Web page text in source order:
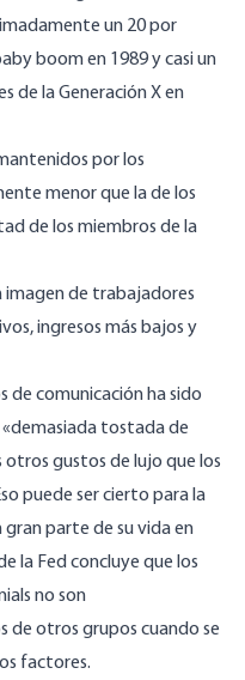
un 20 por
boom en 1989 y casi un
de la Generación X en
por los
menor que la de los
de los miembros de la
imagen de trabajadores
ingresos más bajos y
de comunicación ha sido
tostada de
gustos de lujo que los
puede ser cierto para la
gran parte de su vida en
la Fed concluye que los
no son
de otros grupos cuando se
factores.